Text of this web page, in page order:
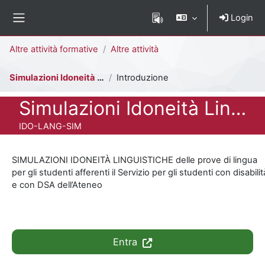
Login
Altre attività formative Altre attività
Simulazioni Idoneità Linguistiche per Studenti con Disabilità e DSA Introduzione
Titolo del corso Simulazioni Idoneità Linguistiche per Studenti con Disabilità e DSA
Codice identificativo del corso
IDO-LANG-SIM
SIMULAZIONI IDONEITÀ LINGUISTICHE delle prove di lingua
per gli studenti afferenti il Servizio per gli studenti con
e con DSA dell’Ateneo
Entra